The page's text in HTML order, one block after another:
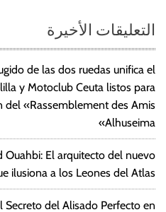
التعليقات الأخيرة
de las dos ruedas unifica el
y Motoclub Ceuta listos para
del «Rassemblement des Amis
Alhuseima»
Ouahbi: El arquitecto del nuevo
ilusiona a los Leones del Atlas
Secreto del Alisado Perfecto en